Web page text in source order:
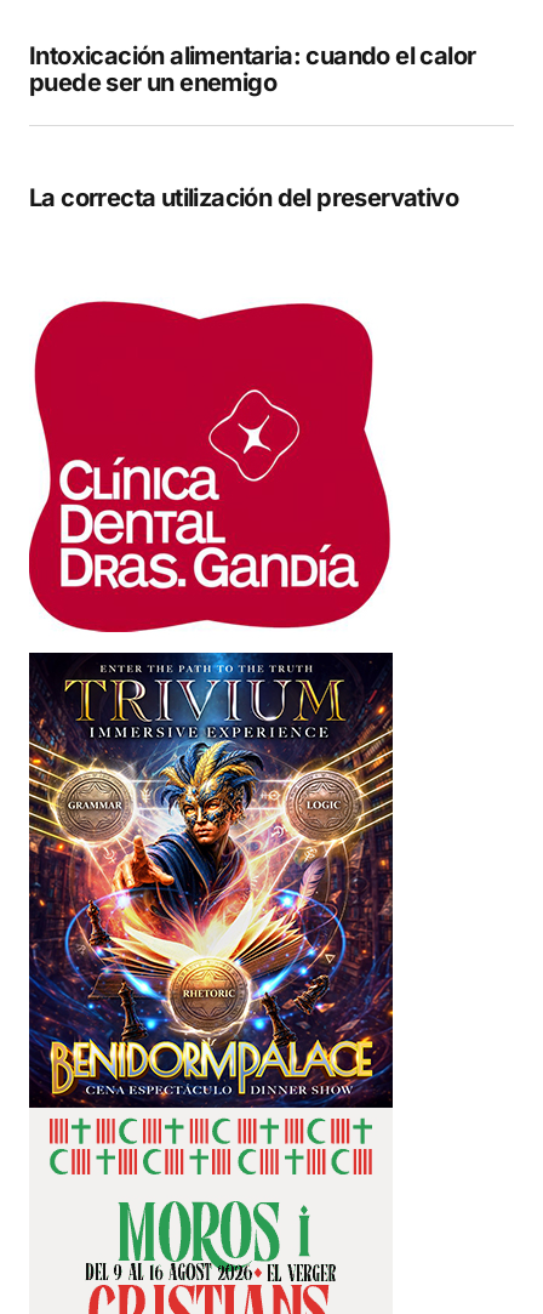
Intoxicación alimentaria: cuando el calor
puede ser un enemigo
La correcta utilización del preservativo